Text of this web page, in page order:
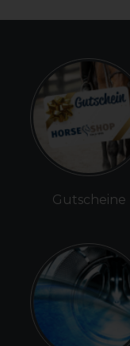
Gutscheine